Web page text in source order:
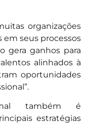
organizações
em seus processos
gera ganhos para
alinhados à
oportunidades
também é
estratégias